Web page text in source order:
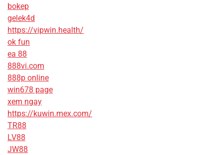
bokep
gelek4d
https://vipwin.health/
ok fun
ea 88
888vi.com
888p online
win678 page
xem ngay
https://kuwin.mex.com/
TR88
LV88
JW88